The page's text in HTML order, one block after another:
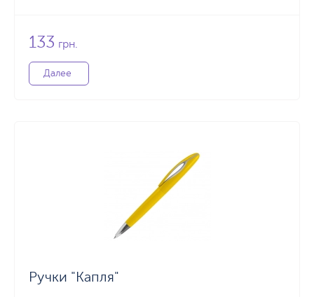
133 грн.
Далее
Ручки "Капля"